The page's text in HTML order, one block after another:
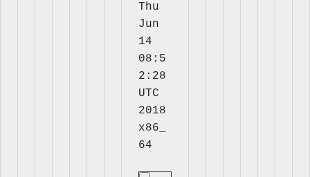
Thu
Jun
14
08:5
2:28
UTC
2018
x86_